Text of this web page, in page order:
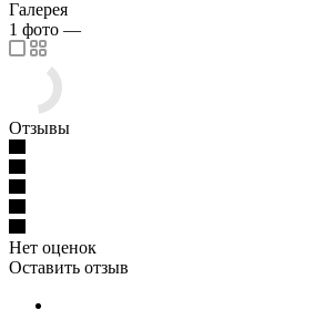
Галерея
1 фото —
Отзывы
Нет оценок
Оставить отзыв